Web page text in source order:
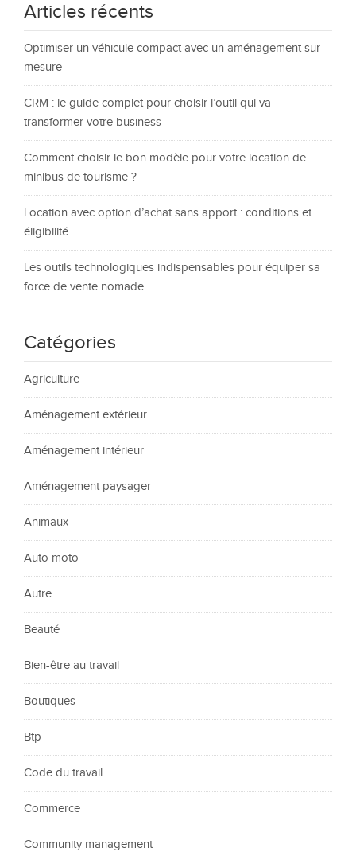
Articles récents
Optimiser un véhicule compact avec un aménagement sur-
mesure
CRM : le guide complet pour choisir l’outil qui va
transformer votre business
Comment choisir le bon modèle pour votre location de
minibus de tourisme ?
Location avec option d’achat sans apport : conditions et
éligibilité
Les outils technologiques indispensables pour équiper sa
force de vente nomade
Catégories
Agriculture
Aménagement extérieur
Aménagement intérieur
Aménagement paysager
Animaux
Auto moto
Autre
Beauté
Bien-être au travail
Boutiques
Btp
Code du travail
Commerce
Community management